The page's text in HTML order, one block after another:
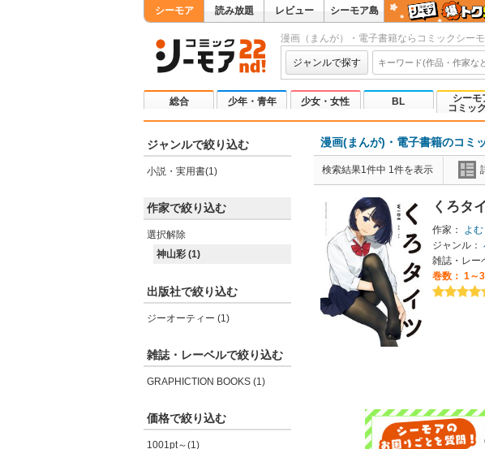
シーモア 読み放題 レビュー シーモア島
漫画（まんが）・電子書籍ならコミックシーモ
ジャンルで探す
総合 少年・青年 少女・女性 BL
シーモ
コミッ
ジャンルで絞り込む
小説・実用書(1)
作家で絞り込む
選択解除
神山彩 (1)
出版社で絞り込む
ジーオーティー (1)
雑誌・レーベルで絞り込む
GRAPHICTION BOOKS (1)
価格で絞り込む
1001pt～(1)
漫画(まんが)・電子書籍のコミ
検索結果1件中 1件を表示
くろタ
作家： よむ
ジャンル：
雑誌・レー
巻数： 1～